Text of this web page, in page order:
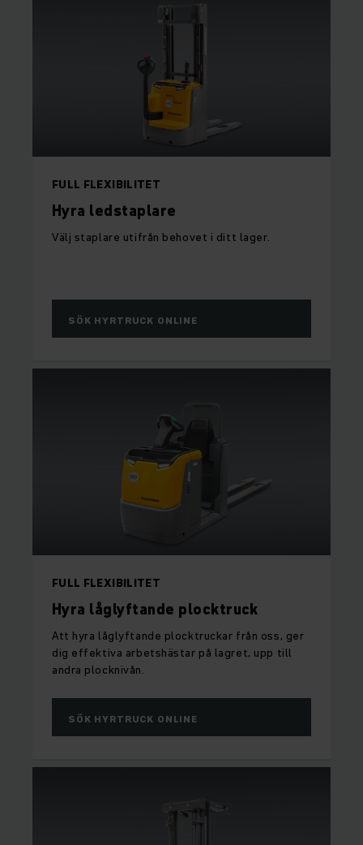
FULL FLEXIBILITET
Hyra ledstaplare
Välj staplare utifrån behovet i ditt lager.
SÖK HYRTRUCK ONLINE
FULL FLEXIBILITET
Hyra låglyftande plocktruck
Att hyra låglyftande plocktruckar från oss, ger
dig effektiva arbetshästar på lagret, upp till
andra plocknivån.
SÖK HYRTRUCK ONLINE